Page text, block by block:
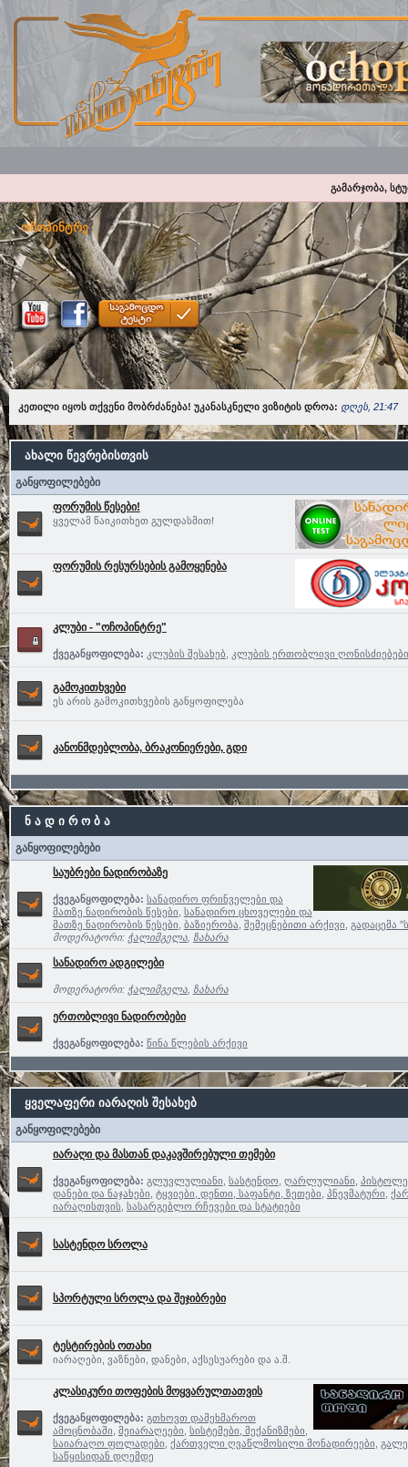
გამარჯობა,
ოჩოპინტრე
კეთილი იყოს თქვენი მობრძანება! უკანასკნელი ვიზიტის დროა: დღეს, 21:47
ახალი წევრებისთვის
განყოფილებები
ფორუმის წესები!
ყველამ წაიკითხეთ გულდასმით!
ფორუმის რესურსების გამოყენება
კლუბი - "ოჩოპინტრე"
ქვეგანყოფილება: კლუბის შესახებ კლუბის ერთობლივი ღონისძიებები
გამოკითხვები
ეს არის გამოკითხვების განყოფილება
კანონმდებლობა, ბრაკონიერები, გდი
ნ ა დ ი რ ო ბ ა
განყოფილებები
საუბრები ნადირობაზე
ქვეგანყოფილება: სანადირო ფრინველები და
მათზე ნადირობის წესები სანადირო ცხოველები და
მათზე ნადირობის წესები ბაზიერობა შემეცნებითი არქივი გადაცემა
მოდერატორი: ჭალიმგელა, ზახარა
სანადირო ადგილები
მოდერატორი: ჭალიმგელა, ზახარა
ერთობლივი ნადირობები
ქვეგანყოფილება: წინა წლების არქივი
ყველაფერი იარაღის შესახებ
განყოფილებები
იარაღი და მასთან დაკავშირებული თემები
ქვეგანყოფილება: გლუვლულიანი სასტენდო ღარლულიანი
დანები და ნაჯახები ტყვიები, დენთი, საფანტი, ზეთები პნევმატური
იარაღისთვის, სასარგებლო რჩევები და სტატიები
სასტენდო სროლა
სპორტული სროლა და შეჯიბრები
ტესტირების ოთახი
იარაღები, ვაზნები, დანები, აქსესუარები და ა.შ.
კლასიკური თოფების მოყვარულთათვის
ქვეგანყოფილება: გთხოვთ დამეხმაროთ
ამოცნობაში მეიარაღეები სისტემები, მექანიზმები,
საიარაღო ფოლადები ქართველი ღვაწლმოსილი მონადირეები
საწყისიდან დღემდე